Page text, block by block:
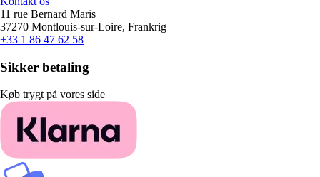
11 rue Bernard Maris
37270 Montlouis-sur-Loire, Frankrig
+33 1 86 47 62 58
Sikker betaling
Køb trygt på vores side